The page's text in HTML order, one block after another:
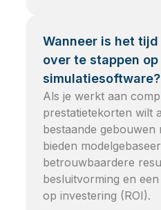
Wanneer is het tijd
over te stappen op
simulatiesoftware?
Als je werkt aan
prestatietekorten wilt
bestaande
bieden
betrouwbaardere
besluitvorming en
op investering (ROI).